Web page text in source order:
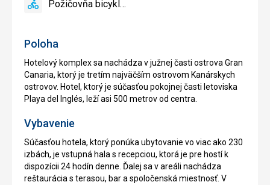
Poloha
Hotelový komplex sa nachádza v južnej časti ostrova Gran
Canaria, ktorý je tretím najväčším ostrovom Kanárskych
ostrovov. Hotel, ktorý je súčasťou pokojnej časti letoviska
Playa del Inglés, leží asi 500 metrov od centra.
Vybavenie
Súčasťou hotela, ktorý ponúka ubytovanie vo viac ako 230
izbách, je vstupná hala s recepciou, ktorá je pre hostí k
dispozícii 24 hodín denne. Ďalej sa v areáli nachádza
reštaurácia s terasou, bar a spoločenská miestnosť. V
Požičovňa
Požičovňa bicyklov
áno